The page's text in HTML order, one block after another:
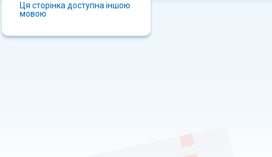
Ця сторінка доступна іншою
мовою